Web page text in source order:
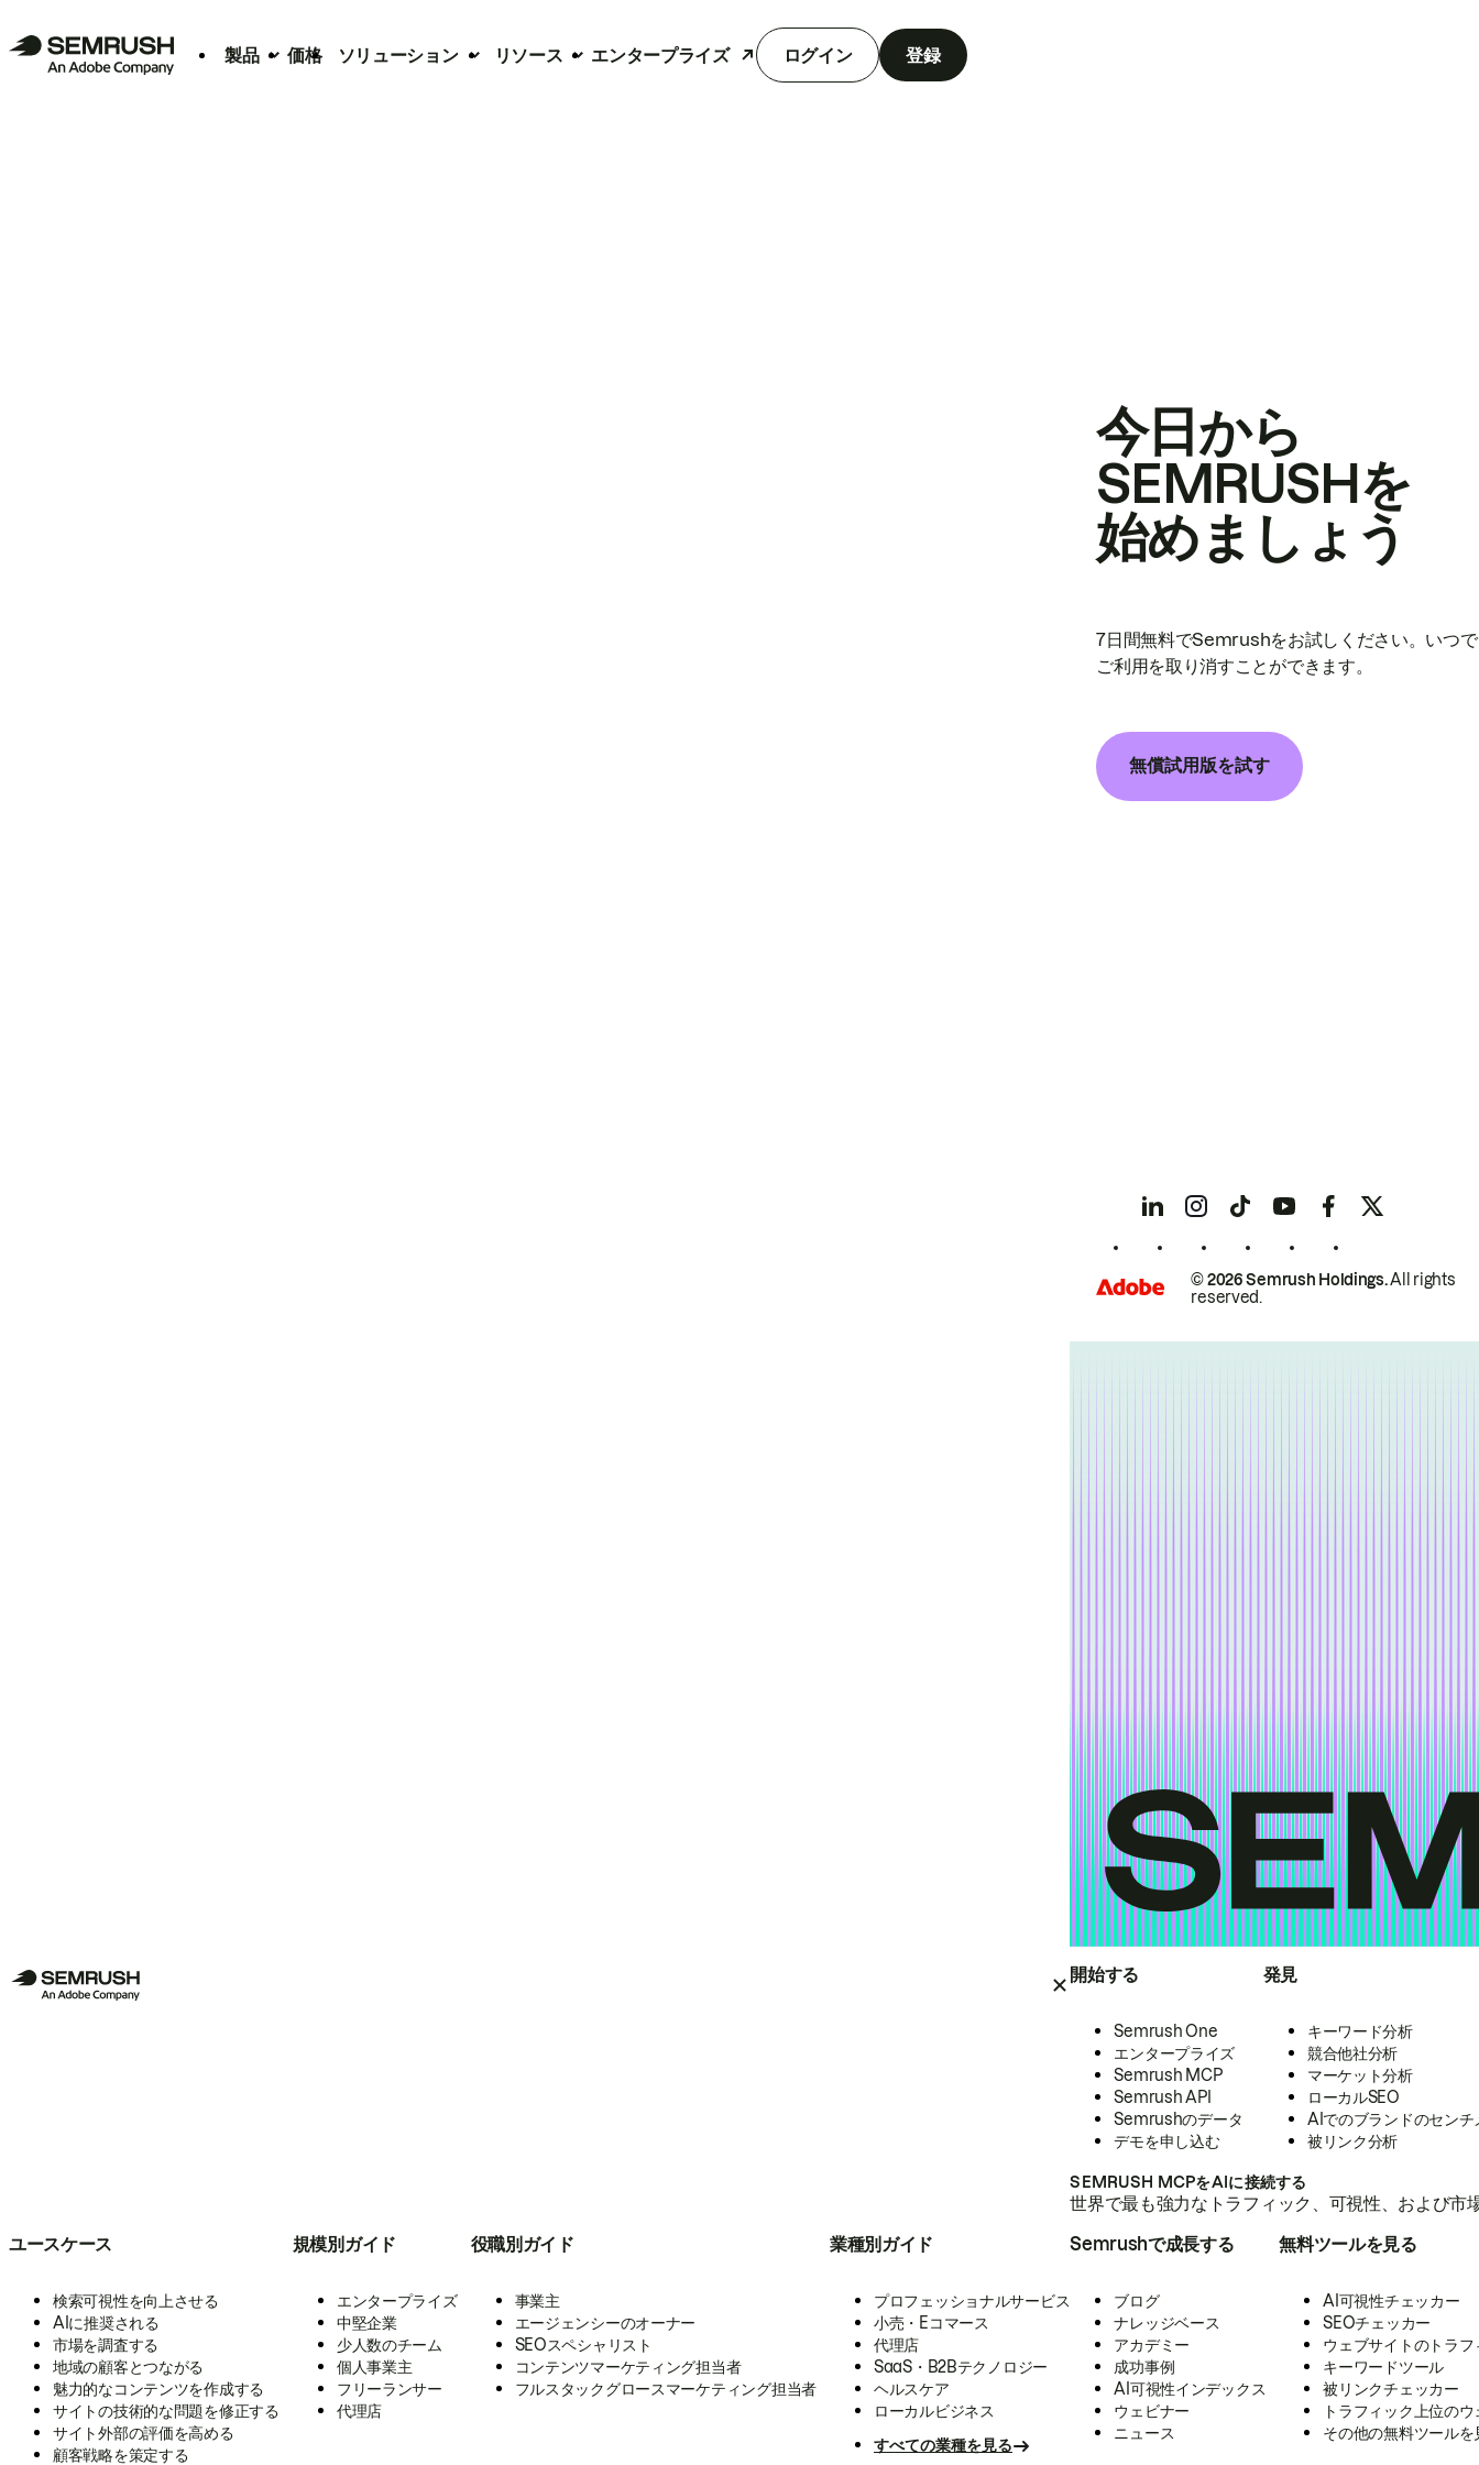
製品 価格 ソリューション リソース エンタープライズ ログイン 登録
開始する
Semrush One
エンタープライズ
Semrush MCP
Semrush API
Semrushのデータ
デモを申し込む
発見
キーワード分析
競合他社分析
マーケット分析
ローカルSEO
AIでのブランドのセンチ
被リンク分析
SEMRUSH MCPをAIに接続する
世界で最も強力なトラフィック、可視性、および
ユースケース
検索可視性を向上させる
AIに推奨される
市場を調査する
地域の顧客とつながる
魅力的なコンテンツを作成する
サイトの技術的な問題を修正する
サイト外部の評価を高める
顧客戦略を策定する
規模別ガイド
エンタープライズ
中堅企業
少人数のチーム
個人事業主
フリーランサー
代理店
役職別ガイド
事業主
エージェンシーのオーナー
SEOスペシャリスト
コンテンツマーケティング担当者
フルスタックグロースマーケティング担当者
業種別ガイド
プロフェッショナルサービス
小売・Eコマース
代理店
SaaS・B2Bテクノロジー
ヘルスケア
ローカルビジネス
すべての業種を見る
Semrushで成長する
ブログ
ナレッジベース
アカデミー
成功事例
AI可視性インデックス
ウェビナー
ニュース
無料ツールを見る
AI可視性チェッカー
SEOチェッカー
ウェブサイトのトラ
キーワードツール
被リンクチェッカー
トラフィック上位の
その他の無料ツールを
今日から
SEMRUSHを
始めましょう
7日間無料でSemrushをお試しください。いつ
ご利用を取り消すことができます。
無償試用版を試す
© 2026 Semrush Holdings.All rights
reserved.